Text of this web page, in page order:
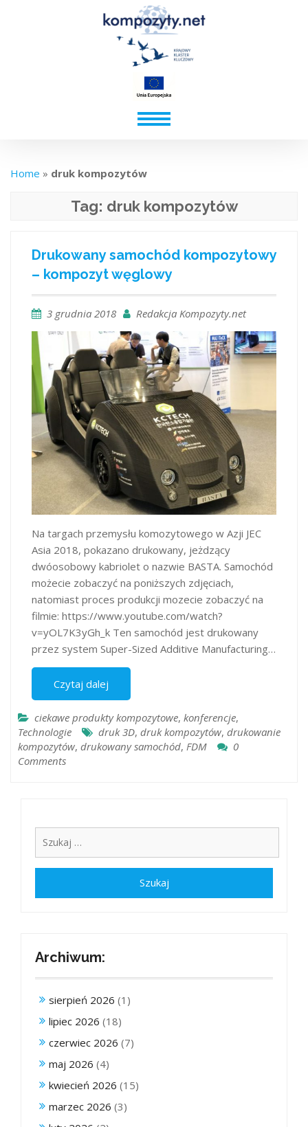
Home » druk kompozytów
Tag: druk kompozytów
Drukowany samochód kompozytowy
– kompozyt węglowy
3 grudnia 2018 Redakcja Kompozyty.net
Na targach przemysłu komozytowego w Azji JEC
Asia 2018, pokazano drukowany, jeżdzący
dwóosobowy kabriolet o nazwie BASTA. Samochód
możecie zobaczyć na poniższych zdjęciach,
natomiast proces produkcji mozecie zobaczyć na
filmie: https://www.youtube.com/watch?
v=yOL7K3yGh_k Ten samochód jest drukowany
przez system Super-Sized Additive Manufacturing…
Czytaj dalej
ciekawe produkty kompozytowe, konferencje,
Technologie
druk 3D, druk kompozytów, drukowanie
kompozytów, drukowany samochód, FDM
0
Comments
Archiwum:
sierpień 2026 (1)
lipiec 2026 (18)
czerwiec 2026 (7)
maj 2026 (4)
kwiecień 2026 (15)
marzec 2026 (3)